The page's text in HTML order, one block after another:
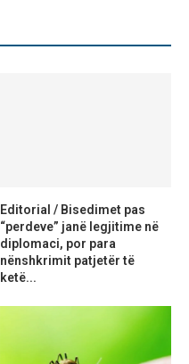
Editorial / Bisedimet pas
“perdeve” janë legjitime në
diplomaci, por para
nënshkrimit patjetër të
ketë...